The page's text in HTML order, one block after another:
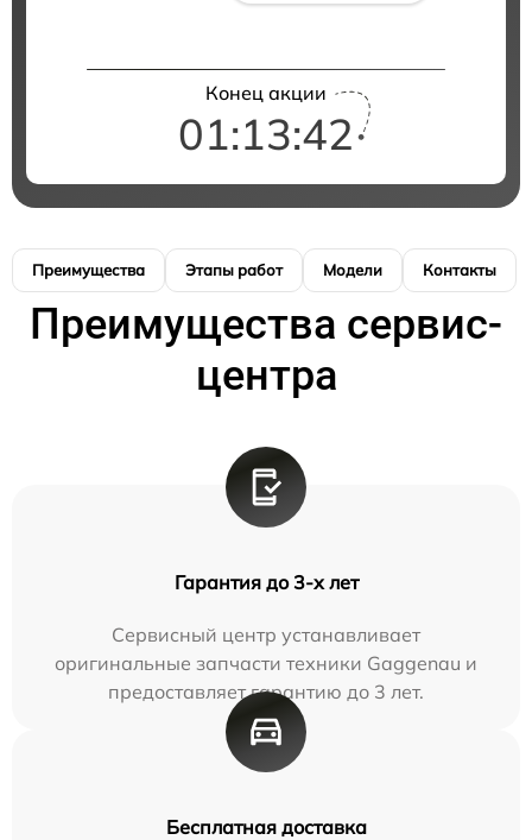
Конец акции
01:13:41
Преимущества Этапы работ Модели Контакты
Преимущества сервис-
центра
Гарантия до 3-х лет
Сервисный центр устанавливает
оригинальные запчасти техники Gaggenau и
предоставляет гарантию до 3 лет.
Бесплатная доставка